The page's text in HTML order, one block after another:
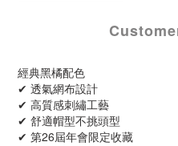
經典黑橘配色
✔ 透氣網布設計
✔ 高質感刺繡工藝
✔ 舒適帽型不挑頭型
✔ 第26屆年會限定收藏